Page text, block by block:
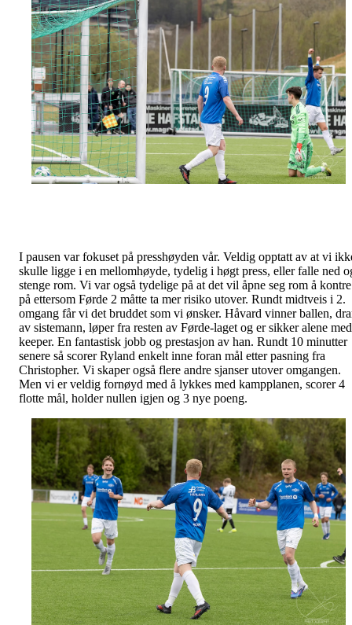
I pausen var fokuset på presshøyden vår. Veldig opptatt av at vi
skulle ligge i en mellomhøyde, tydelig i høgt press, eller falle ned
stenge rom. Vi var også tydelige på at det vil åpne seg rom å kontre
på ettersom Førde 2 måtte ta mer risiko utover. Rundt midtveis i 2.
omgang får vi det bruddet som vi ønsker. Håvard vinner ballen,
av sistemann, løper fra resten av Førde-laget og er sikker alene med
keeper. En fantastisk jobb og prestasjon av han. Rundt 10 minutter
senere så scorer Ryland enkelt inne foran mål etter pasning fra
Christopher. Vi skaper også flere andre sjanser utover omgangen.
Men vi er veldig fornøyd med å lykkes med kampplanen, scorer 4
flotte mål, holder nullen igjen og 3 nye poeng.